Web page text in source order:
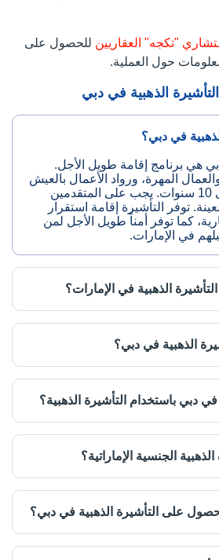
"تكجه" العقاريين للحصول على
حول العملية.
الذهبية في دبي
في دبي؟
هي برنامج إقامة طويل الأجل.
المهرة، ورواد الأعمال بالعيش
في دبي لمدة تصل إلى 10 سنوات. يجب على المتقدمين
توفر التأشيرة إقامة استقرار
كما توفر أمناً طويل الأجل لمن
في الإمارات.
الذهبية في الإمارات؟
الذهبية في دبي؟
دبي باستخدام التأشيرة الذهبية؟
الجنسية الإماراتية؟
على التأشيرة الذهبية في دبي؟